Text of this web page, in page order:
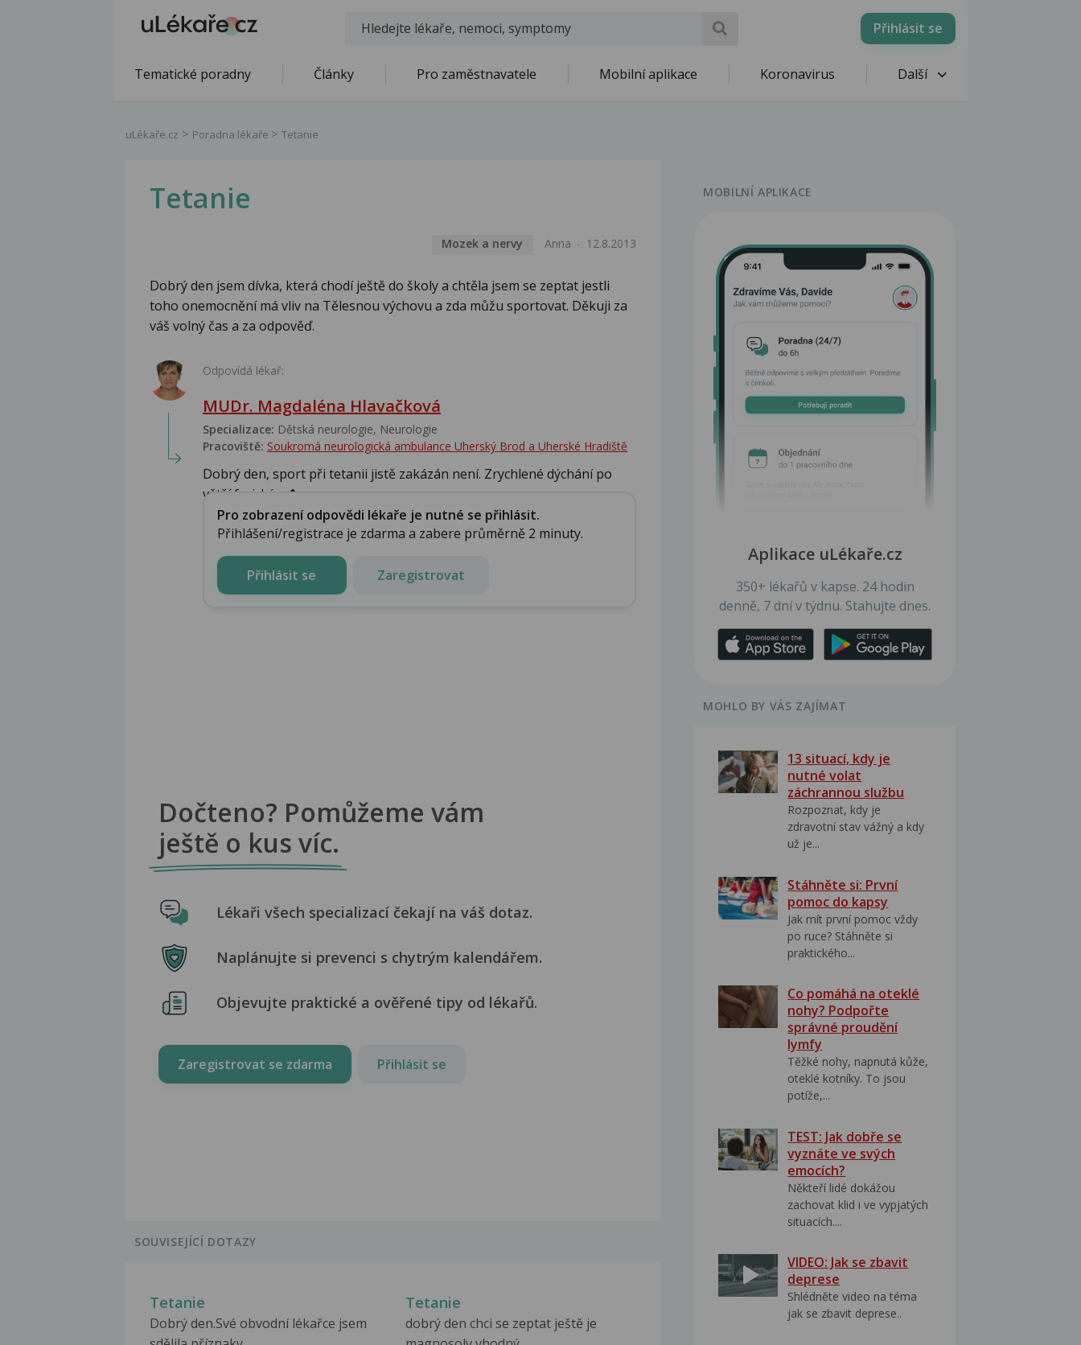
Přihlásit se
Tematické poradny Články Pro zaměstnavatele Mobilní aplikace Koronavirus Další
uLékaře.cz Poradna lékaře Tetanie
Tetanie
Mozek a nervy Anna 12.8.2013
Dobrý den jsem dívka, která chodí ještě do školy a chtěla jsem se zeptat jestli
toho onemocnění má vliv na Tělesnou výchovu a zda můžu sportovat. Děkuji za
váš volný čas a za odpověď.
Odpovídá lékař:
MUDr. Magdaléna Hlavačková
Specializace: Dětská neurologie, Neurologie
Pracoviště: Soukromá neurologická ambulance Uherský Brod a Uherské Hradiště
Dobrý den, sport při tetanii jistě zakázán není. Zrychlené dýchání po
větší fyzické n�...
Pro zobrazení odpovědi lékaře je nutné se přihlásit.
Přihlášení/registrace je zdarma a zabere průměrně 2 minuty.
Přihlásit se Zaregistrovat
Dočteno? Pomůžeme vám
ještě o kus víc.
Lékaři všech specializací čekají na váš dotaz.
Naplánujte si prevenci s chytrým kalendářem.
Objevujte praktické a ověřené tipy od lékařů.
Zaregistrovat se zdarma Přihlásit se
SOUVISEJÍCÍ DOTAZY
Tetanie
Dobrý den.Své obvodní lékařce jsem
Tetanie
dobrý den chci se zeptat ještě je
MOBILNÍ APLIKACE
Aplikace uLékaře.cz
350+ lékařů v kapse. 24 hodin
denně, 7 dní v týdnu. Stahujte dnes.
MOHLO BY VÁS ZAJÍMAT
13 situací, kdy je
nutné volat
záchrannou službu
Rozpoznat, kdy je
zdravotní stav vážný a kdy
už je...
Stáhněte si: První
pomoc do kapsy
Jak mít první pomoc vždy
po ruce? Stáhněte si
praktického...
Co pomáhá na oteklé
nohy? Podpořte
správné proudění
lymfy
Těžké nohy, napnutá kůže,
oteklé kotníky. To jsou
potíže,...
TEST: Jak dobře se
vyznáte ve svých
emocích?
Někteří lidé dokážou
zachovat klid i ve vypjatých
situacích....
VIDEO: Jak se zbavit
deprese
Shlédněte video na téma
jak se zbavit deprese..